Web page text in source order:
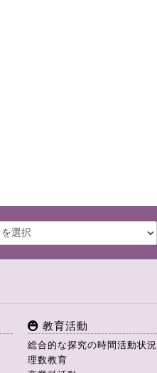
教育活動
総合的な探究の時間活動状況
理数教育